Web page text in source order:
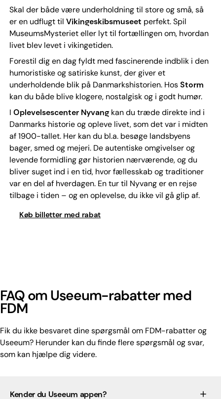
Skal der både være underholdning til store og små, så
er en udflugt til Vikingeskibsmuseet perfekt. Spil
MuseumsMysteriet eller lyt til fortællingen om, hvordan
livet blev levet i vikingetiden.
Forestil dig en dag fyldt med fascinerende indblik i den
humoristiske og satiriske kunst, der giver et
underholdende blik på Danmarkshistorien. HosStorm
kan du både blive klogere, nostalgisk og i godt humør.
I Oplevelsescenter Nyvangkan du træde direkte ind i
Danmarks historie og opleve livet, som det var i midten
af 1900-tallet. Her kan du bl.a. besøge landsbyens
bager, smed og mejeri. De autentiske omgivelser og
levende formidling gør historien nærværende, og du
bliver suget ind i en tid, hvor fællesskab og traditioner
var en del af hverdagen. En tur til Nyvang er en rejse
tilbage i tiden – og en oplevelse, du ikke vil gå glip af.
Køb billetter med rabat
FAQ om Useeum-rabatter med
FDM
Fik du ikke besvaret dine spørgsmål om FDM-rabatter og
Useeum? Herunder kan du finde flere spørgsmål og svar,
som kan hjælpe dig videre.
Kender du Useeum appen?